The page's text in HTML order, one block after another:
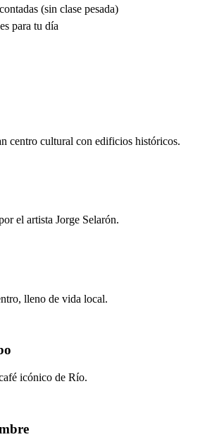
(sin clase pesada)
para tu día
centro cultural con edificios históricos.
el artista Jorge Selarón.
lleno de vida local.
icónico de Río.